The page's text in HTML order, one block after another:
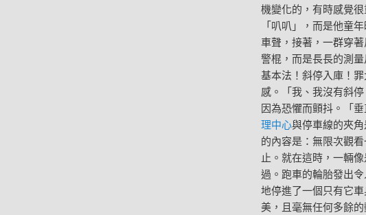
機變化的，有時感覺
「叭叭」，而是他童
車聲，接著，一群穿
警棍，而是長長的測
基本法！斜停入庫！
感。「我、我沒有斜
因為恐懼而顫抖。「
理中心與停車線的夾
的內容是：無限次觀
止。就在這時，一輛
過。跑車的輪胎發出
地停進了一個只有它
美，且毫無任何多餘